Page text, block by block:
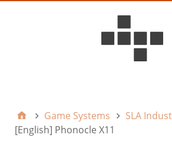
Game Systems
SLA
[English] Phonocle X11